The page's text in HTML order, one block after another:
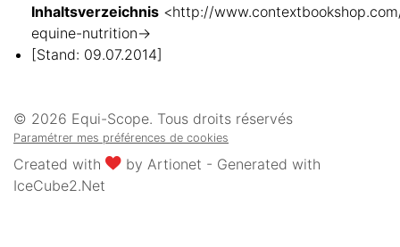
Inhaltsverzeichnis <http://
equine-nutrition->
[Stand: 09.07.2014]
© 2026 Equi-Scope. Tous droits réservés
Paramétrer mes préférences de cookies
Created with by Artionet - Generated with
IceCube2.Net